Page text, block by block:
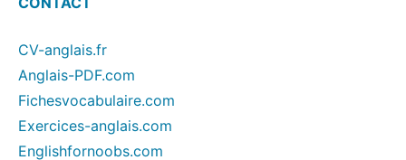
CV-anglais.fr
Anglais-PDF.com
Fichesvocabulaire.com
Exercices-anglais.com
Englishfornoobs.com